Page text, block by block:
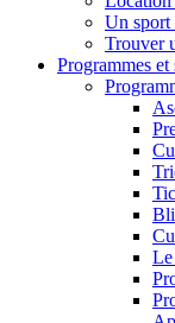
Un sport
Trouver
Programmes et
Le